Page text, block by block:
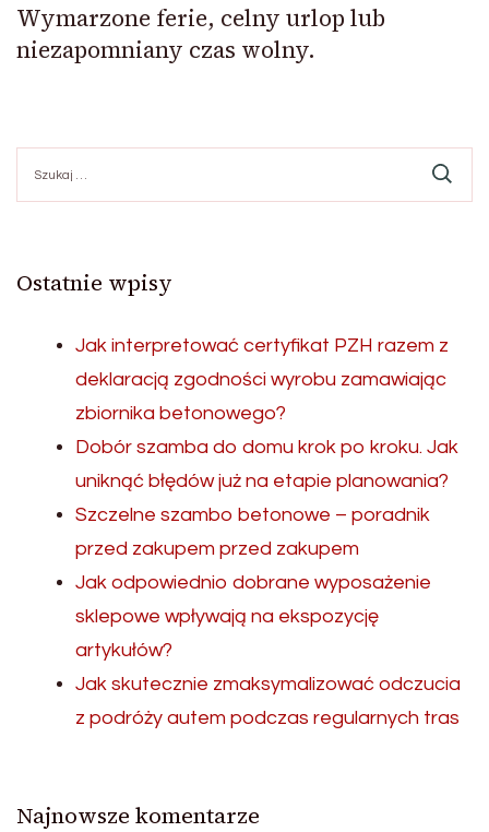
Wymarzone ferie, celny urlop lub
niezapomniany czas wolny.
Ostatnie wpisy
Jak interpretować certyfikat PZH razem z
deklaracją zgodności wyrobu zamawiając
zbiornika betonowego?
Dobór szamba do domu krok po kroku. Jak
uniknąć błędów już na etapie planowania?
Szczelne szambo betonowe – poradnik
przed zakupem przed zakupem
Jak odpowiednio dobrane wyposażenie
sklepowe wpływają na ekspozycję
artykułów?
Jak skutecznie zmaksymalizować odczucia
z podróży autem podczas regularnych tras
Najnowsze komentarze